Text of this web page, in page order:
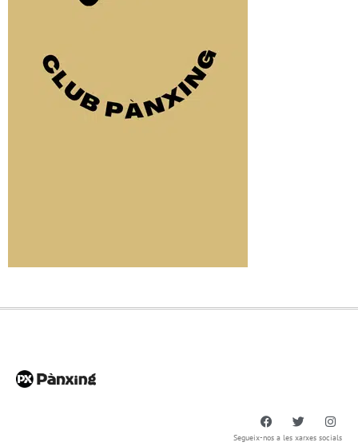
Segueix-nos a les xarxes socials